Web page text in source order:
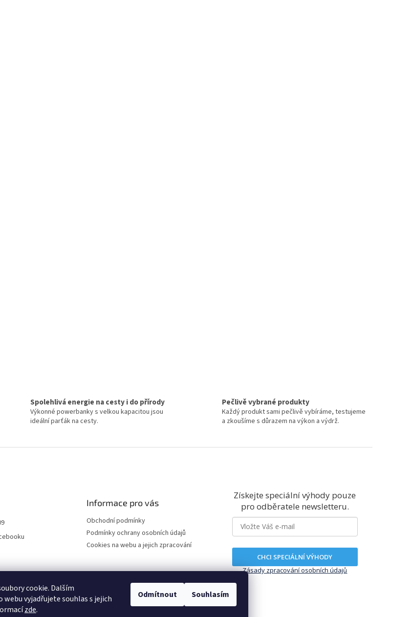
cookie. Dalším
vyjadřujete souhlas s jejich
zde.
Odmítnout Souhlasím
Spolehlivá energie na cesty i do přírody
Výkonné powerbanky s velkou kapacitou jsou
ideální parťák na cesty.
Pečlivě vybrané produkty
Každý produkt sami pečlivě vybíráme, testujeme
a zkoušíme s důrazem na výkon a výdrž.
Informace pro vás
Obchodní podmínky
Podmínky ochrany osobních údajů
Cookies na webu a jejich zpracování
Získejte speciální výhody pouze
pro odběratele newsletteru.
CHCI SPECIÁLNÍ VÝHODY
Zásady zpracování osobních údajů